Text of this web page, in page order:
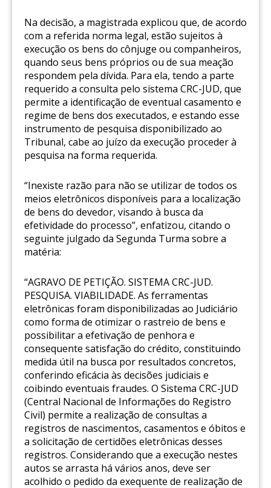
Na decisão, a magistrada explicou que, de acordo
com a referida norma legal, estão sujeitos à
execução os bens do cônjuge ou companheiros,
quando seus bens próprios ou de sua meação
respondem pela dívida. Para ela, tendo a parte
requerido a consulta pelo sistema CRC-JUD, que
permite a identificação de eventual casamento e
regime de bens dos executados, e estando esse
instrumento de pesquisa disponibilizado ao
Tribunal, cabe ao juízo da execução proceder à
pesquisa na forma requerida.
“Inexiste razão para não se utilizar de todos os
meios eletrônicos disponíveis para a localização
de bens do devedor, visando à busca da
efetividade do processo”, enfatizou, citando o
seguinte julgado da Segunda Turma sobre a
matéria:
“AGRAVO DE PETIÇÃO. SISTEMA CRC-JUD.
PESQUISA. VIABILIDADE. As ferramentas
eletrônicas foram disponibilizadas ao Judiciário
como forma de otimizar o rastreio de bens e
possibilitar a efetivação de penhora e
consequente satisfação do crédito, constituindo
medida útil na busca por resultados concretos,
conferindo eficácia às decisões judiciais e
coibindo eventuais fraudes. O Sistema CRC-JUD
(Central Nacional de Informações do Registro
Civil) permite a realização de consultas a
registros de nascimentos, casamentos e óbitos e
a solicitação de certidões eletrônicas desses
registros. Considerando que a execução nestes
autos se arrasta há vários anos, deve ser
acolhido o pedido da exequente de realização de